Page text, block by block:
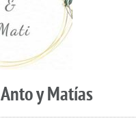
Anto y Matías